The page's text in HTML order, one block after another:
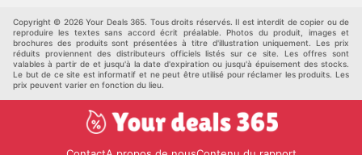
maison
Copyright © 2026 Your Deals 365. Tous droits réservés. Il est interdit de copier ou de
reproduire les textes sans accord écrit préalable. Photos du produit, images et
brochures des produits sont présentées à titre d'illustration uniquement. Les prix
réduits proviennent des distributeurs officiels listés sur ce site. Les offres sont
valables à partir de et jusqu'à la date d'expiration ou jusqu'à épuisement des stocks.
Le but de ce site est informatif et ne peut être utilisé pour réclamer les produits. Les
prix peuvent varier en fonction du lieu.